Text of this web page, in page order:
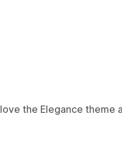
the Elegance theme